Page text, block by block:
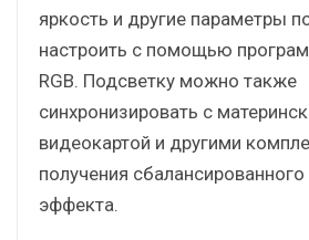
яркость и другие параметры
настроить с помощью
RGB. Подсветку можно также
синхронизировать с
видеокартой и другими
получения сбалансированного
эффекта.